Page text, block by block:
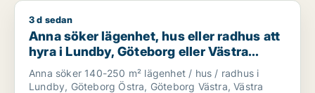
Anna söker lägenhet, hus eller radhus att hyra i Lundby,
3 d sedan
Anna söker lägenhet, hus eller radhus att
hyra i Lundby, Göteborg eller Västra
hisingen
Anna söker 140-250 m² lägenhet / hus / radhus i
Lundby, Göteborg Östra, Göteborg Västra, Västra